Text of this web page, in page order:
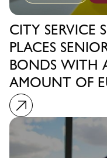
CITY SERVICE
PLACES
BONDS WITH
AMOUNT OF